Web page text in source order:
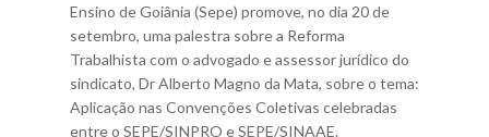
Ensino de Goiânia (Sepe) promove, no dia 20 de
setembro, uma palestra sobre a Reforma
Trabalhista com o advogado e assessor jurídico do
sindicato, Dr Alberto Magno da Mata, sobre o tema:
Aplicação nas Convenções Coletivas celebradas
entre o SEPE/SINPRO e SEPE/SINAAE.